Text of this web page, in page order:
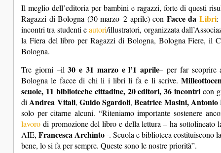
Il meglio dell’editoria per bambini e ragazzi, forte di questi
Ragazzi di Bologna (30 marzo–2 aprile) con Facce daLibri:
incontri tra studenti eautori/illustratori, organizzata
la Fiera del libro per Ragazzi di Bologna, Bologna Fiere, il
Bologna.
Tre giorni –il30 e 31 marzo e l’1 aprile– per far scoprire
Bologna le facce di chi li i libri li fa e li scrive.
scuole, 11 biblioteche cittadine, 20 editori, 36 incontri con
di Andrea Vitali, Guido Sgardoli,Beatrice Masini,
solo per citarne alcuni. “Riteniamo importante sostenere
lavoro di promozione del libro e della lettura – ha sottolineato
AIE, Francesca Archinto-. Scuola e biblioteca costituiscono
bene, lo si fa per sempre. Queste sono le nostre priorità”.